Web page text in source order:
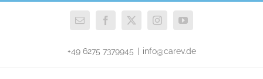
E-
Facebook
X InstagramYouTube
+49 6275 7379945 info@carev.de